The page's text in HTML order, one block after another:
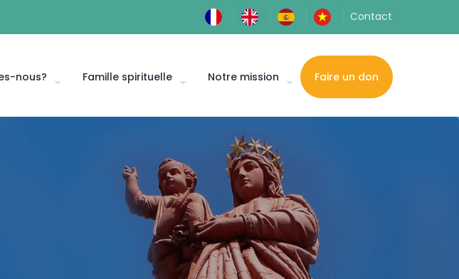
Contact
nous? Famille spirituelle Notre mission Faire un don